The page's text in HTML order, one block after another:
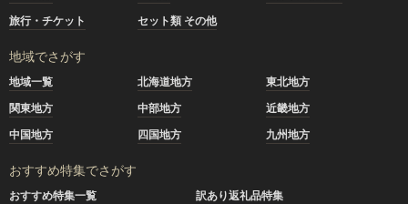
旅行・チケット
セット類 その他
地域でさがす
地域一覧 北海道地方
東北地方
関東地方
中部地方
近畿地方
中国地方
四国地方 九州地方
おすすめ特集でさがす
おすすめ特集一覧
訳あり返礼品特集